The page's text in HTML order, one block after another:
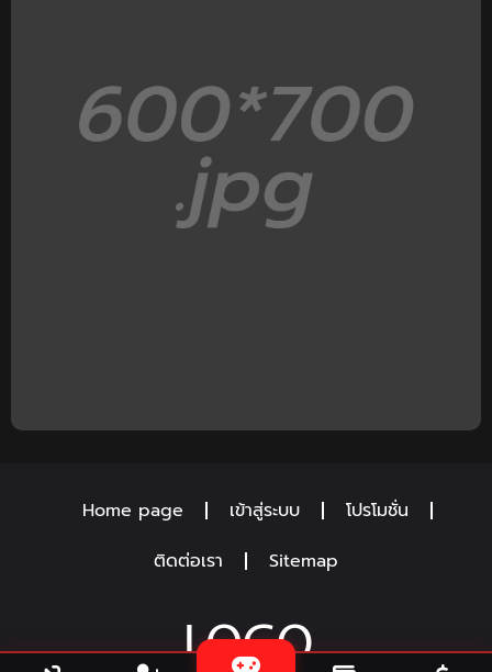
Home page เข้าสู่ระบบ
โปรโมชั่น
ติดต่อเรา
Sitemap